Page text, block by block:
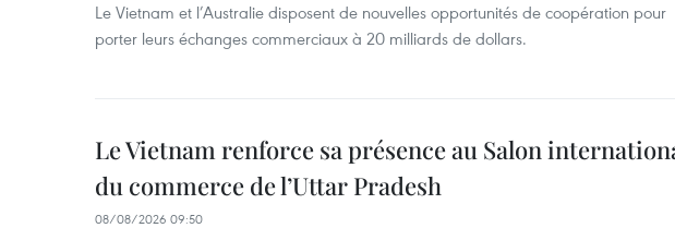
Le Vietnam et l’Australie disposent de nouvelles opportunités de coopération pour
porter leurs échanges commerciaux à 20 milliards de dollars.
Le Vietnam renforce sa présence au Salon
du commerce de l’Uttar Pradesh
08/08/2026 09:50